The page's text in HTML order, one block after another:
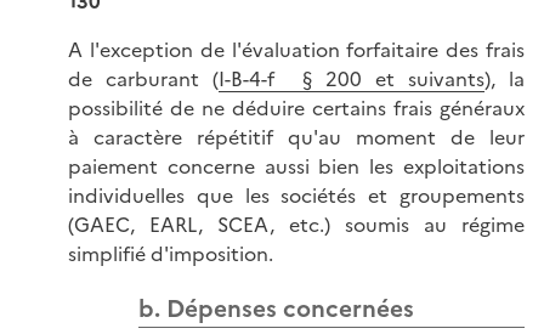
A l'exception de l'évaluation forfaitaire des frais
de carburant (I-B-4-f § 200 et suivants), la
possibilité de ne déduire certains frais généraux
à caractère répétitif qu'au moment de leur
paiement concerne aussi bien les exploitations
individuelles que les sociétés et groupements
(GAEC, EARL, SCEA, etc.) soumis au régime
simplifié d'imposition.
b. Dépenses concernées